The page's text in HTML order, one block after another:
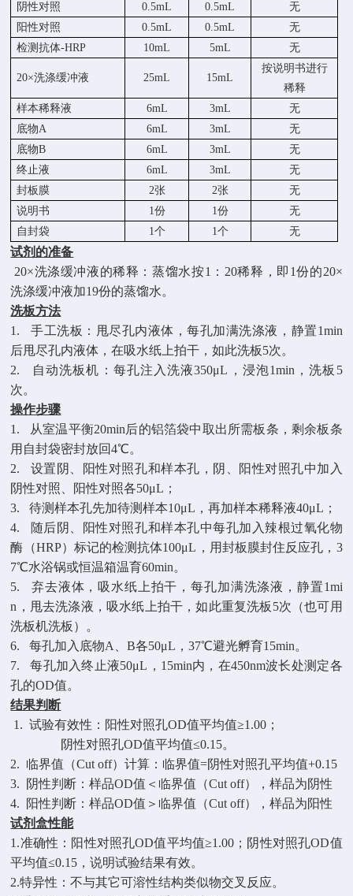
阴性对照
0.5mL 0.5mL
无
阳性对照
0.5mL 0.5mL
无
检测抗体-HRP 10mL 5mL 无
20×洗涤缓冲液 25mL 15mL
按说明书进行
稀释
样本稀释液
6mL 3mL
无
底物A 6mL 3mL
无
底物B 6mL 3mL
无
终止液
6mL 3mL
无
封板膜
2张 2张
无
说明书
1份 1份
无
自封袋
1个 1个 无
试剂的准备
20×洗涤缓冲液的稀释：蒸馏水按1：20稀释，即1份的20×
洗涤缓冲液加19份的蒸馏水。
洗板方法
1.
手工洗板：甩尽孔内液体，每孔加满洗涤液，静置1min
后甩尽孔内液体，在吸水纸上拍干，如此洗板5次。
2.
自动洗板机：每孔注入洗液350μL，浸泡1min，洗板5
次。
操作步骤
1.
从室温平衡20min后的铝箔袋中取出所需板条，剩余板条
用自封袋密封放回4℃。
2.
设置阴、阳性对照孔和样本孔，阴、阳性对照孔中加入
阴性对照、阳性对照各50μL；
3.
待测样本孔先加待测样本10μL，再加样本稀释液40μL；
4.
随后阴、阳性对照孔和样本孔中每孔加入辣根过氧化物
酶（HRP）标记的检测抗体100μL，用封板膜封住反应孔，3
7℃水浴锅或恒温箱温育60min。
5.
弃去液体，吸水纸上拍干，每孔加满洗涤液，静置1mi
n，甩去洗涤液，吸水纸上拍干，如此重复洗板5次（也可用
洗板机洗板）。
6.
每孔加入底物A、B各50μL，37℃避光孵育15min。
7.
每孔加入终止液50μL，15min内，在450nm波长处测定各
孔的OD值。
结果判断
1. 试验有效性：阳性对照孔OD值平均值≥1.00；
阴性对照孔OD值平均值≤0.15。
2. 临界值（Cut off）计算：临界值=阴性对照孔平均值+0.15
3. 阴性判断：样品OD值＜临界值（Cut off），样品为阴性
4. 阳性判断：样品OD值＞临界值（Cut off），样品为阳性
试剂盒性能
1.准确性：阳性对照孔OD值平均值≥1.00；阴性对照孔OD值
平均值≤0.15，说明试验结果有效。
2.特异性：不与其它可溶性结构类似物交叉反应。